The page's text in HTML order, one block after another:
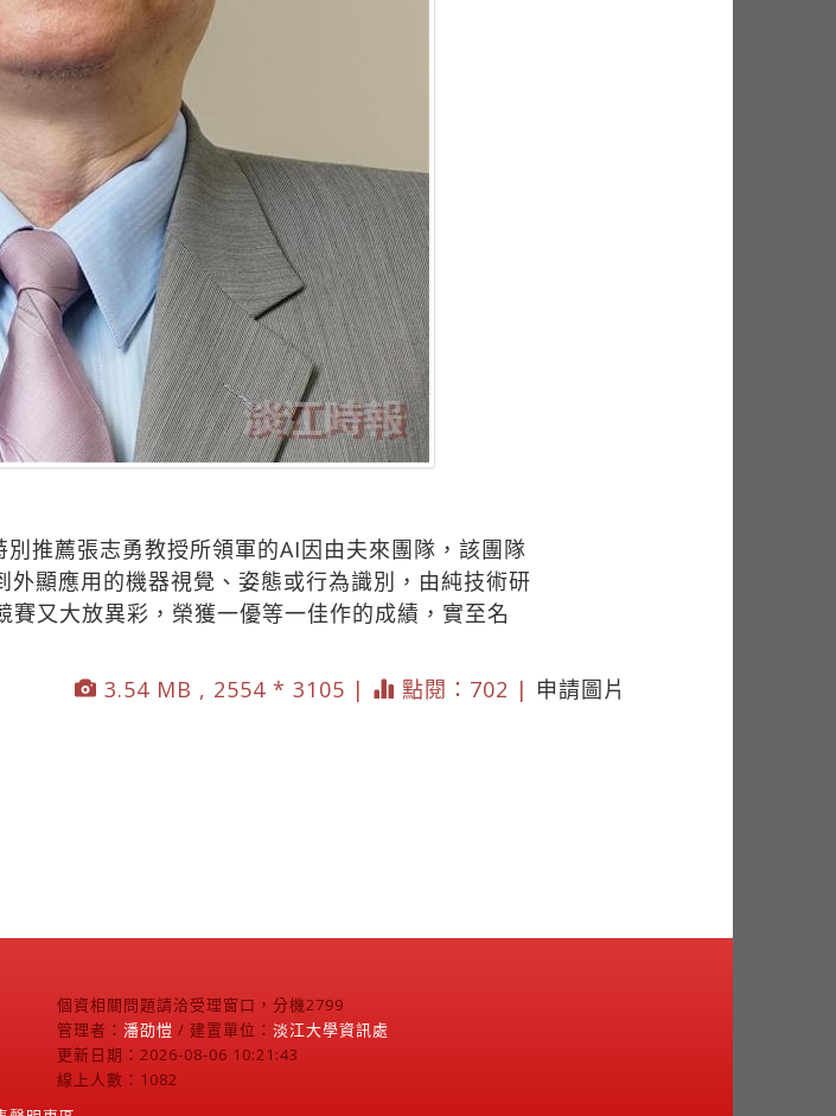
推薦張志勇教授所領軍的AI因由夫來團隊，該團隊
顯應用的機器視覺、姿態或行為識別，由純技術研
又大放異彩，榮獲一優等一佳作的成績，實至名
3.54 MB , 2554 * 3105 |
點閱：702 | 申請圖片
個資相關問題請洽受理窗口，分機2799
管理者： 潘劭愷 / 建置單位： 淡江大學資訊處
更新日期：2026-08-06 10:21:43
線上人數：1082